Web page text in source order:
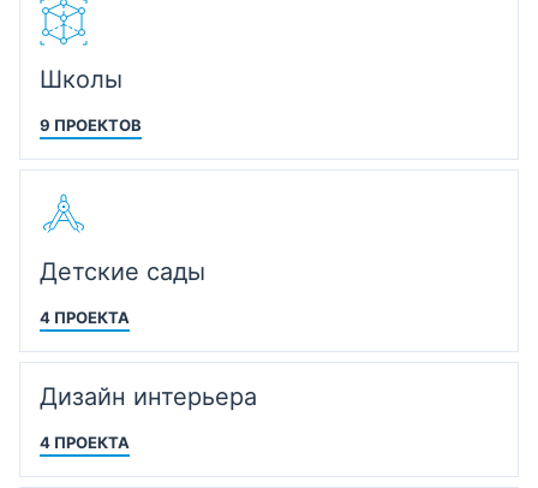
Школы
9 ПРОЕКТОВ
Детские сады
4 ПРОЕКТА
Дизайн интерьера
4 ПРОЕКТА